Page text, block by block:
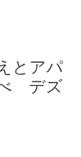
とアパ
デズ